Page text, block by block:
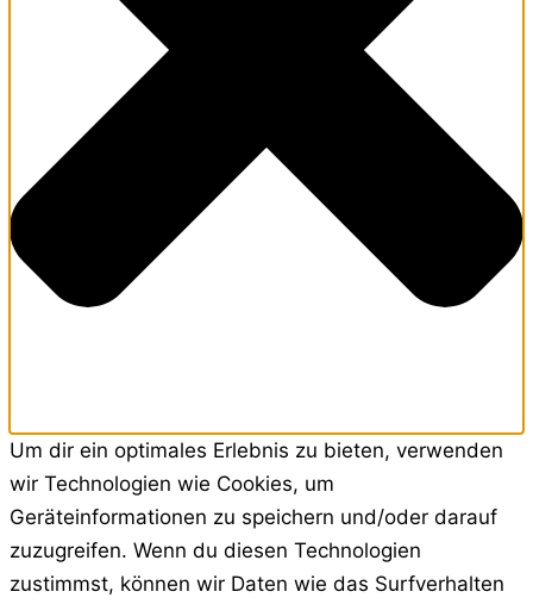
Um dir ein optimales Erlebnis zu bieten, verwenden
wir Technologien wie Cookies, um
Geräteinformationen zu speichern und/oder darauf
zuzugreifen. Wenn du diesen Technologien
zustimmst, können wir Daten wie das Surfverhalten